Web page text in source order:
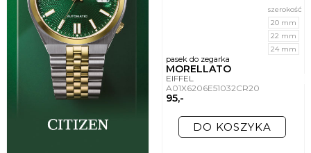
pasek do zegarka
MORELLATO
EIFFEL
A01X6206E51032CR20
95,-
szerokość
20 mm
22 mm
24 mm
DO KOSZYKA